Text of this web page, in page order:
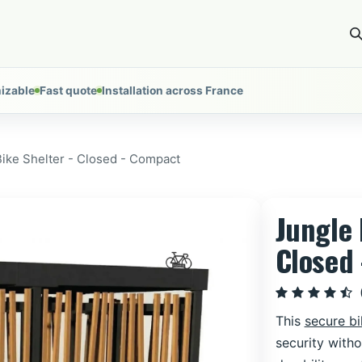
Nous contacter
Fast quote Installation across France
Shelter - Closed - Compact
This secure
security